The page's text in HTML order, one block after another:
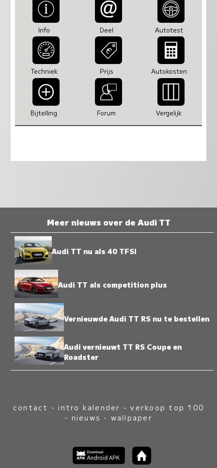
Info Deel Autotest
Techniek Prijs Autokosten
Bijtelling Forum Vergelijk
Meer nieuws over de Audi TT
Audi TT nu als 40 TFSI
Audi TT als competition plus
Vernieuwde Audi TT RS nu te bestellen
Audi vernieuwt TT RS Coupe en
Roadster
contact -intro kalender -verkoop top 100
- nieuws - wallpaper